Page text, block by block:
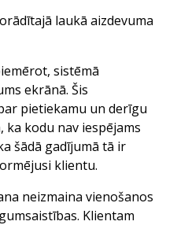
laukā aizdevuma
sistēmā
ekrānā. Šis
pietiekamu un derīgu
kodu nav iespējams
šādā gadījumā tā ir
klientu.
neizmaina vienošanos
Klientam